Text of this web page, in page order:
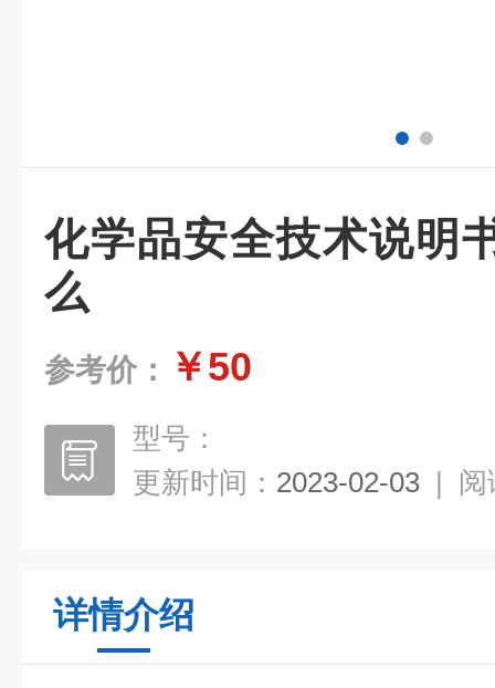
化学品安全技术说明
么
参考价： ￥50
型号：
更新时间： 2023-02-03 | 阅
详情介绍